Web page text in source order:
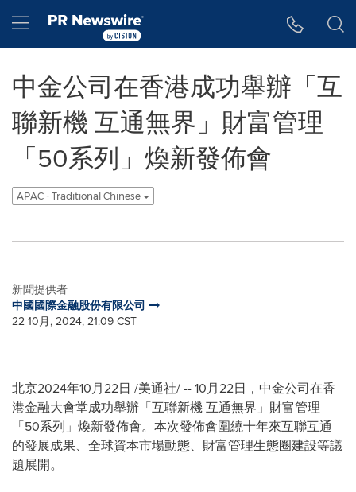
Hamburger menu
中金公司在香港成功舉辦「互
聯新機 互通無界」財富管理
「50系列」煥新發佈會
APAC - Traditional Chinese
新聞提供者
中國國際金融股份有限公司
22 10月, 2024, 21:09 CST
北京2024年10月22日 /美通社/ --10月22日，中金公司在香
港金融大會堂成功舉辦 「互聯新機 互通無界 」 財富管理
「50系列 」 煥新發佈會。 本次發佈會圍繞十年來互聯互通
的發展成果、全球資本市場動態、財富管理生態圈建設等議
題展開。